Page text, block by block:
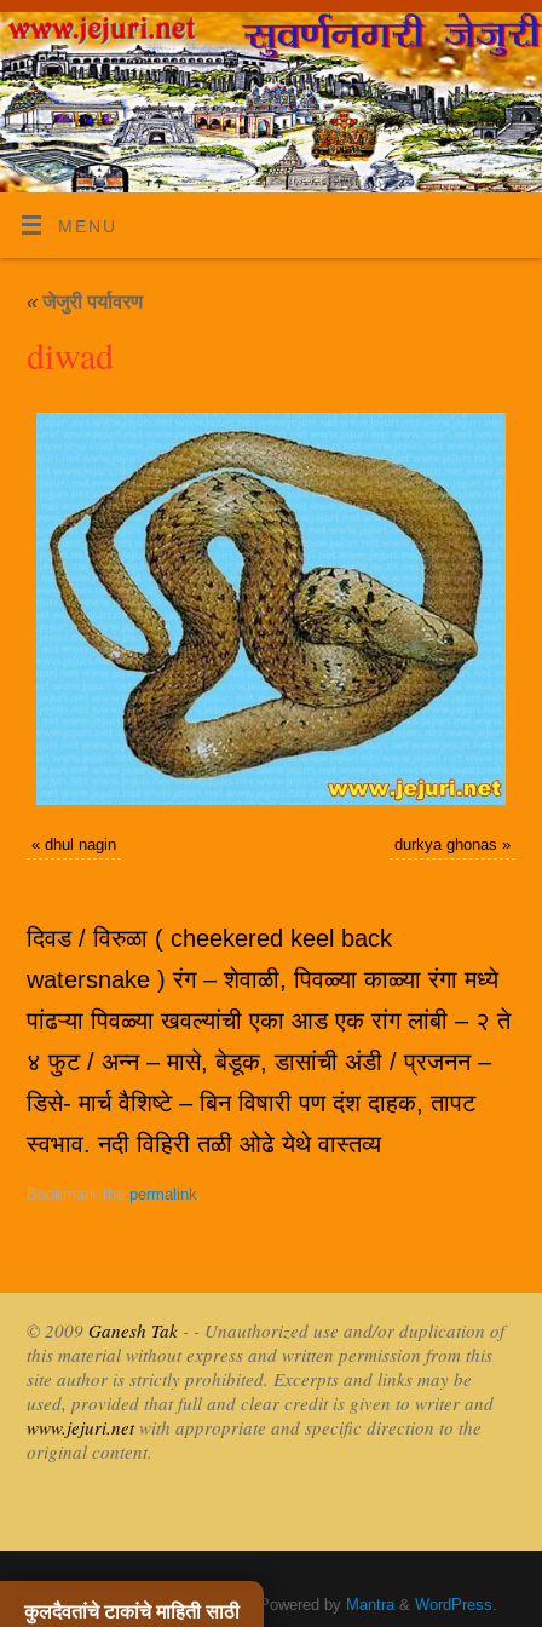
MENU
«जेजुरी पर्यावरण
diwad
« dhul nagin durkya ghonas »
दिवड / विरुळा ( cheekered keel back
watersnake ) रंग – शेवाळी, पिवळ्या काळ्या रंगा मध्ये
पांढऱ्या पिवळ्या खवल्यांची एका आड एक रांग लांबी – २ ते
४ फुट / अन्न – मासे, बेडूक, डासांची अंडी / प्रजनन –
डिसे- मार्च वैशिष्टे – बिन विषारी पण दंश दाहक, तापट
स्वभाव. नदी विहिरी तळी ओढे येथे वास्तव्य
Bookmark the permalink.
© 2009Ganesh Tak- - Unauthorized use and/or duplication of
this material without express and written permission from this
site author is strictly prohibited. Excerpts and links may be
used, provided that full and clear credit is given to writer and
www.jejuri.netwith appropriate and specific direction to the
original content.
कुलदैवतांचे टाकांचे माहिती साठी
Khandoba Jejuri / खंडोबा जेजुरी | Powered by Mantra& WordPress.